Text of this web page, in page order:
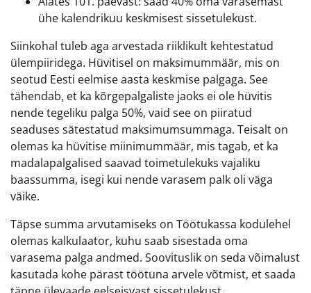
ühe kalendrikuu keskmisest sissetulekust.
Siinkohal tuleb aga arvestada riiklikult kehtestatud
ülempiiridega. Hüvitisel on maksimummäär, mis on
seotud Eesti eelmise aasta keskmise palgaga. See
tähendab, et ka kõrgepalgaliste jaoks ei ole hüvitis
nende tegeliku palga 50%, vaid see on piiratud
seaduses sätestatud maksimumsummaga. Teisalt on
olemas ka hüvitise miinimummäär, mis tagab, et ka
madalapalgalised saavad toimetulekuks vajaliku
baassumma, isegi kui nende varasem palk oli väga
väike.
Täpse summa arvutamiseks on Töötukassa kodulehel
olemas kalkulaator, kuhu saab sisestada oma
varasema palga andmed. Soovituslik on seda võimalust
kasutada kohe pärast töötuna arvele võtmist, et saada